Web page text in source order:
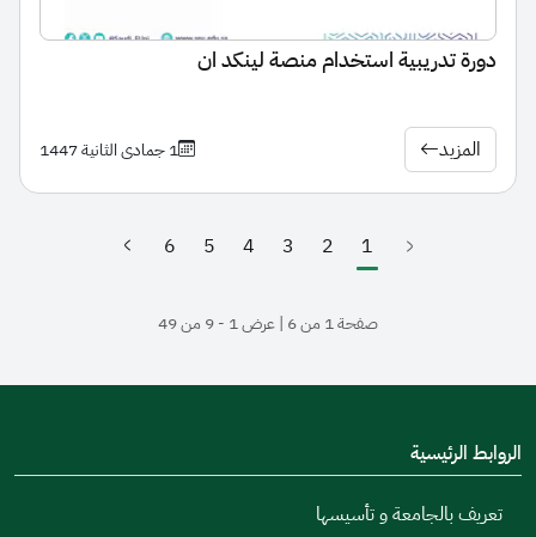
دورة تدريبية استخدام منصة لينكد ان
المزيد 1 جمادى الثانية 1447
1
(الصفحة الحالية)
2
3
4
5
6
صفحة 1 من 6 | عرض 1 - 9 من 49
الروابط الرئيسية
تعريف بالجامعة و تأسيسها